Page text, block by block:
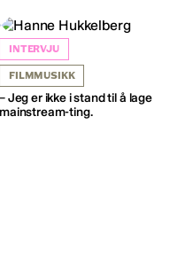
INTERVJU
FILMMUSIKK
– Jeg er ikke i stand til å lage
mainstream-ting.